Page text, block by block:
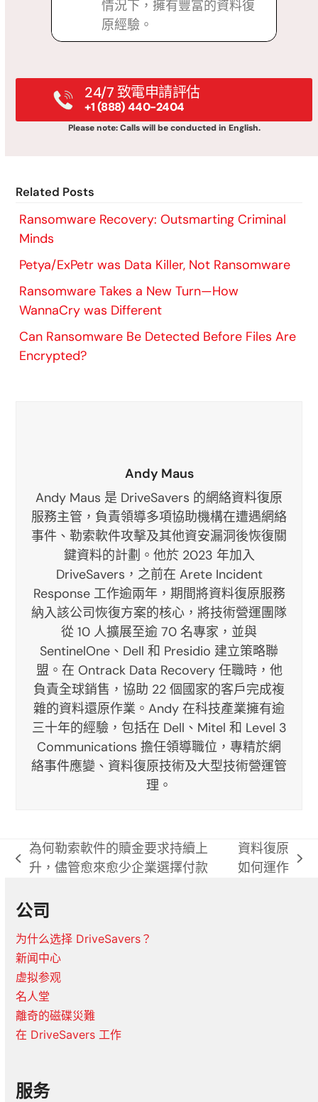
情況下，擁有豐富的資料復
原經驗。
24/7 致電申請評估
+1 (888) 440-2404
Please note: Calls will be conducted in English.
Related Posts
Ransomware Recovery: Outsmarting Criminal
Minds
Petya/ExPetr was Data Killer, Not Ransomware
Ransomware Takes a New Turn—How
WannaCry was Different
Can Ransomware Be Detected Before Files Are
Encrypted?
Andy Maus
Andy Maus 是 DriveSavers 的網絡資料復原
服務主管，負責領導多項協助機構在遭遇網絡
事件、勒索軟件攻擊及其他資安漏洞後恢復關
鍵資料的計劃。他於 2023 年加入
DriveSavers，之前在 Arete Incident
Response 工作逾兩年，期間將資料復原服務
納入該公司恢復方案的核心，將技術營運團隊
從 10 人擴展至逾 70 名專家，並與
SentinelOne、Dell 和 Presidio 建立策略聯
盟。在 Ontrack Data Recovery 任職時，他
負責全球銷售，協助 22 個國家的客戶完成複
雜的資料還原作業。Andy 在科技產業擁有逾
三十年的經驗，包括在 Dell、Mitel 和 Level 3
Communications 擔任領導職位，專精於網
絡事件應變、資料復原技術及大型技術營運管
理。
previous
為何勒索軟件的贖金要求持續上
升，儘管愈來愈少企業選擇付款
next
資料復原
如何運作
公司
为什么选择 DriveSavers？
新闻中心
虚拟参观
名人堂
離奇的磁碟災難
在 DriveSavers 工作
服务